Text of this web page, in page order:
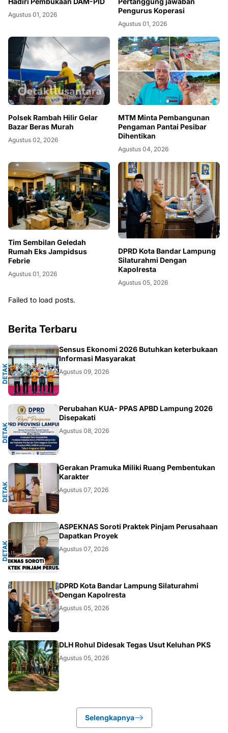
Agustus 01, 2026
Pengurus Koperasi
Agustus 01, 2026
Polsek Rambah Hilir Gelar
Bazar Beras Murah
Agustus 02, 2026
MTM Minta Pembangunan
Pengaman Pantai Pesibar
Dihentikan
Agustus 04, 2026
Tim Sembilan Geledah
Rumah Eks Jampidsus
Febrie
Agustus 01, 2026
DPRD Kota Bandar Lampung
Silaturahmi Dengan
Kapolresta
Agustus 05, 2026
Failed to load posts.
Berita Terbaru
D
E
T
A
K
N
U
S
A
N
T
A
RA
Sensus Ekonomi 2026 Butuhkan keterbukaan
Informasi Masyarakat
Agustus 09, 2026
D
E
T
A
K
N
U
S
A
N
T
A
RA
Perubahan KUA- PPAS APBD Lampung 2026
Disepakati
Agustus 08, 2026
D
E
T
A
K
N
U
S
A
N
T
A
RA
Gerakan Pramuka Miliki Ruang Pembentukan
Karakter
Agustus 07, 2026
D
E
T
A
K
N
U
S
A
N
T
A
RA
ASPEKNAS Soroti Praktek Pinjam Perusahaan
Dapatkan Proyek
Agustus 07, 2026
DAERAH
DPRD Kota Bandar Lampung Silaturahmi
Dengan Kapolresta
Agustus 05, 2026
DAERAH DLH Rohul Didesak Tegas Usut Keluhan PKS
Agustus 05, 2026
Selengkapnya